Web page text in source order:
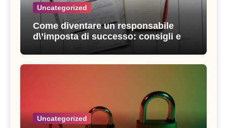
Uncategorized
Come diventare un responsabile
d\’imposta di successo: consigli e
strategie vincenti
Uncategorized